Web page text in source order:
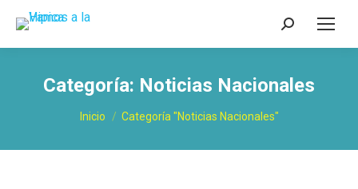
Buscar:
Categoría: Noticias Nacionales
Estás aquí:
Inicio Categoría "Noticias Nacionales"